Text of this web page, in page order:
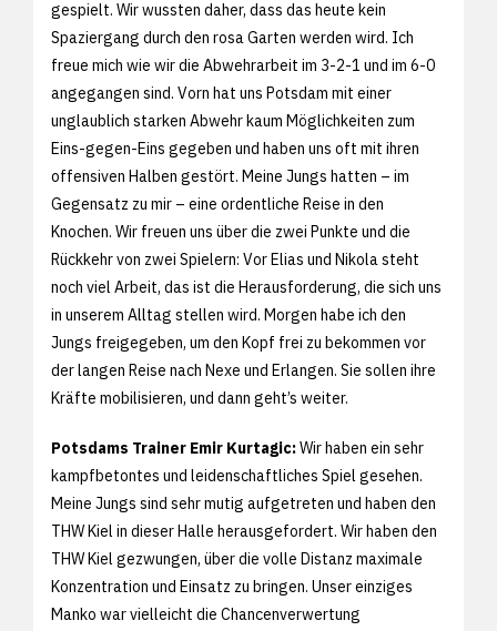
gespielt. Wir wussten daher, dass das heute kein
Spaziergang durch den rosa Garten werden wird. Ich
freue mich wie wir die Abwehrarbeit im 3-2-1 und im 6-0
angegangen sind. Vorn hat uns Potsdam mit einer
unglaublich starken Abwehr kaum Möglichkeiten zum
Eins-gegen-Eins gegeben und haben uns oft mit ihren
offensiven Halben gestört. Meine Jungs hatten – im
Gegensatz zu mir – eine ordentliche Reise in den
Knochen. Wir freuen uns über die zwei Punkte und die
Rückkehr von zwei Spielern: Vor Elias und Nikola steht
noch viel Arbeit, das ist die Herausforderung, die sich uns
in unserem Alltag stellen wird. Morgen habe ich den
Jungs freigegeben, um den Kopf frei zu bekommen vor
der langen Reise nach Nexe und Erlangen. Sie sollen ihre
Kräfte mobilisieren, und dann geht’s weiter.
Potsdams Trainer Emir Kurtagic:Wir haben ein sehr
kampfbetontes und leidenschaftliches Spiel gesehen.
Meine Jungs sind sehr mutig aufgetreten und haben den
THW Kiel in dieser Halle herausgefordert. Wir haben den
THW Kiel gezwungen, über die volle Distanz maximale
Konzentration und Einsatz zu bringen. Unser einziges
Manko war vielleicht die Chancenverwertung